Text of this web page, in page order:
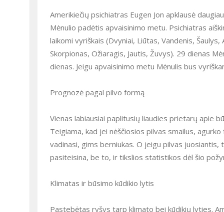
Amerikiečių psichiatras Eugen Jon apklausė
Mėnulio padėtis apvaisinimo metu. Psichiatras
laikomi vyriškais (Dvyniai, Liūtas, Vandenis,
Skorpionas, Ožiaragis, Jautis, Žuvys). 29 dienas
dienas. Jeigu apvaisinimo metu Mėnulis bus
Prognozė pagal pilvo formą
Vienas labiausiai paplitusių liaudies prietarų apie
Teigiama, kad jei nėščiosios pilvas smailus,
vadinasi, gims berniukas. O jeigu pilvas
pasiteisina, be to, ir tikslios statistikos dėl šio
Klimatas ir būsimo kūdikio lytis
Pastebėtas ryšys tarp klimato bei kūdikių lyties.